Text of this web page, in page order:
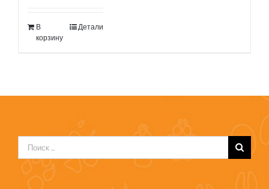
В
корзину
Детали
Результат
поиска: